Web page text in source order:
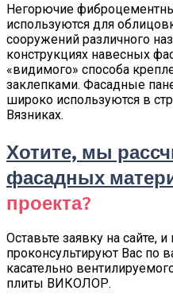
Негорючие
используются для
сооружений различного
конструкциях навесных
«видимого» способа
заклепками. Фасадные
широко используются в
Вязниках.
Хотите, мы
фасадных
проекта?
Оставьте заявку на сайте,
проконсультируют Вас по
касательно
плиты ВИКОЛОР.